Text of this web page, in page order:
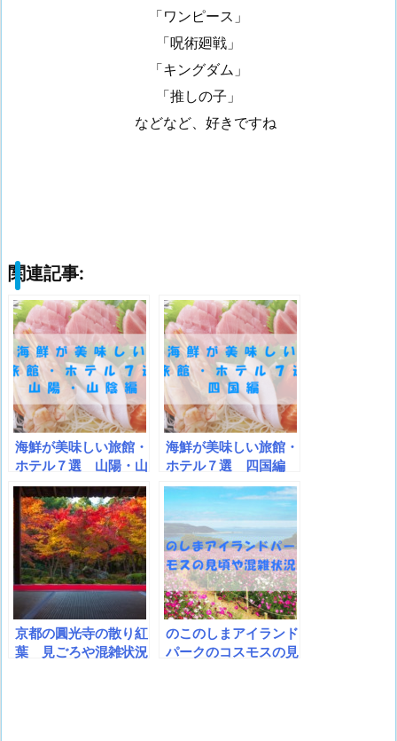
「ワンピース」
「呪術廻戦」
「キングダム」
「推しの子」
などなど、好きですね
関連記事:
海鮮が美味しい旅館・
ホテル７選 山陽・山
陰編
海鮮が美味しい旅館・
ホテル７選 四国編
京都の圓光寺の散り紅
葉 見ごろや混雑状況
のこのしまアイランド
パークのコスモスの見